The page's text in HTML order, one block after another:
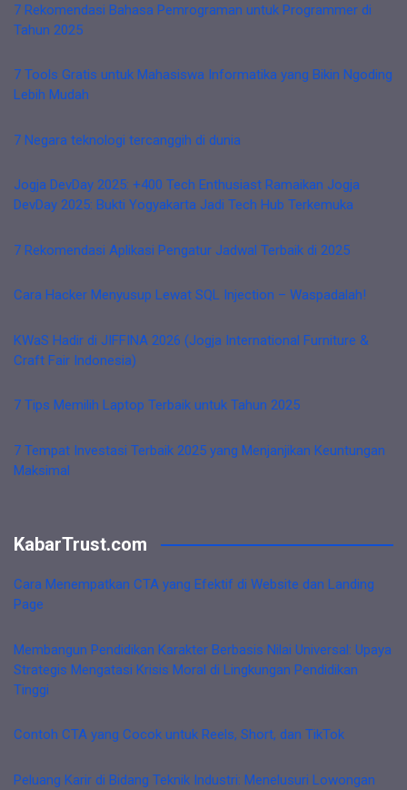
7 Rekomendasi Bahasa Pemrograman untuk Programmer di
Tahun 2025
7 Tools Gratis untuk Mahasiswa Informatika yang Bikin Ngoding
Lebih Mudah
7 Negara teknologi tercanggih di dunia
Jogja DevDay 2025: +400 Tech Enthusiast Ramaikan Jogja
DevDay 2025: Bukti Yogyakarta Jadi Tech Hub Terkemuka
7 Rekomendasi Aplikasi Pengatur Jadwal Terbaik di 2025
Cara Hacker Menyusup Lewat SQL Injection – Waspadalah!
KWaS Hadir di JIFFINA 2026 (Jogja International Furniture &
Craft Fair Indonesia)
7 Tips Memilih Laptop Terbaik untuk Tahun 2025
7 Tempat Investasi Terbaik 2025 yang Menjanjikan Keuntungan
Maksimal
KabarTrust.com
Cara Menempatkan CTA yang Efektif di Website dan Landing
Page
Membangun Pendidikan Karakter Berbasis Nilai Universal: Upaya
Strategis Mengatasi Krisis Moral di Lingkungan Pendidikan
Tinggi
Contoh CTA yang Cocok untuk Reels, Short, dan TikTok
Peluang Karir di Bidang Teknik Industri: Menelusuri Lowongan